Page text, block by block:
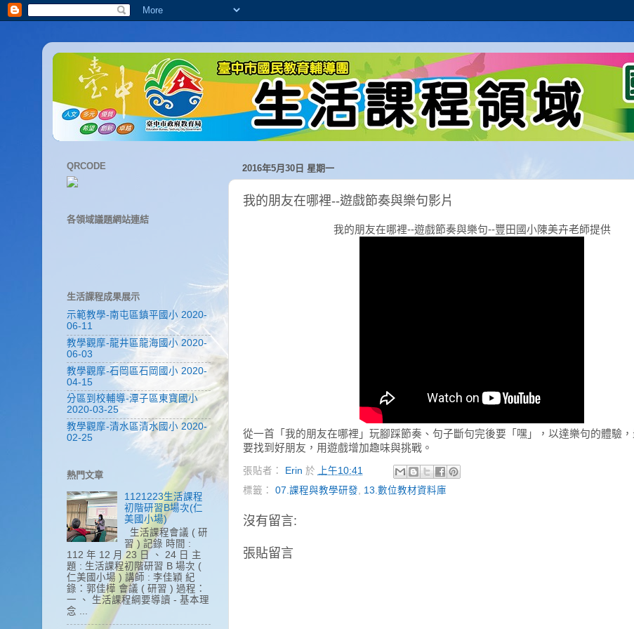
2016年5月30日 星期一
我的朋友在哪裡--遊戲節奏與樂句影片
我的朋友在哪裡--遊戲節奏與樂句--豐田國小陳美卉老師提供
從一首「我的朋友在哪裡」玩腳踩節奏、句子斷句完後要「嘿」，以達樂句的體驗
要找到好朋友，用遊戲增加趣味與挑戰。
張貼者： Erin 於
上午10:41
標籤： 07.課程與教學研發 13.數位教材資料庫
沒有留言:
張貼留言
QRCODE
各領域議題網站連結
生活課程成果展示
示範教學-南屯區鎮平國小 2020-
06-11
教學觀摩-龍井區龍海國小 2020-
06-03
教學觀摩-石岡區石岡國小 2020-
04-15
分區到校輔導-潭子區東寶國小
2020-03-25
教學觀摩-清水區清水國小 2020-
02-25
熱門文章
1121223生活課程
初階研習B場次(仁
美國小場)
生活課程會議 ( 研
習 ) 記錄 時間 :
112 年 12 月 23 日 、 24 日 主
題 : 生活課程初階研習 B 場次 (
仁美國小場 ) 講師 : 李佳穎 紀
錄：郭佳樺 會議 ( 研習 ) 過程：
一 、 生活課程綱要導讀 - 基本理
念 ...